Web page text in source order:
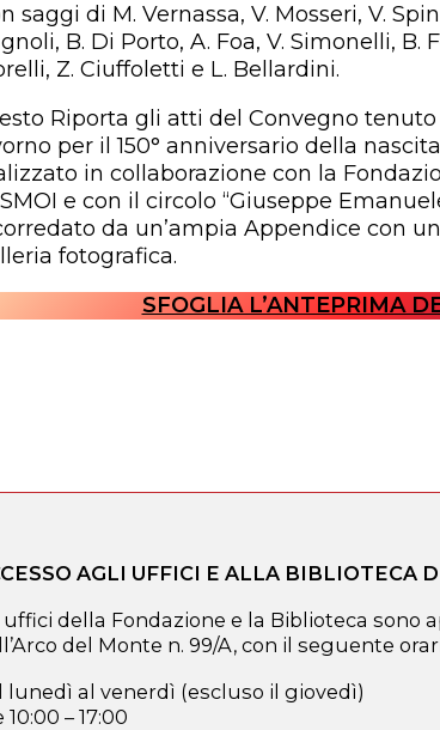
saggi di M. Vernassa, V. Mosseri, V.
B. Di Porto, A. Foa, V. Simonelli, B.
Z. Ciuffoletti e L. Bellardini.
Riporta gli atti del Convegno
per il 150° anniversario della
in collaborazione con la
e con il circolo “Giuseppe
da un’ampia Appendice con
fotografica.
SFOGLIA L’ANTEPRIMA
AGLI UFFICI E ALLA BIBLIOTECA
uffici della Fondazione e la Biblioteca sono
del Monte n. 99/A, con il seguente
lunedì al venerdì (escluso il giovedì)
10:00 – 17:00